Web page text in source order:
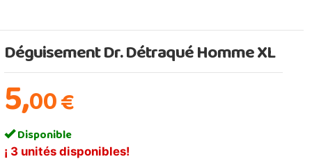
Déguisement Dr. Détraqué Homme XL
5,00€
Disponible
¡ 3 unités disponibles!